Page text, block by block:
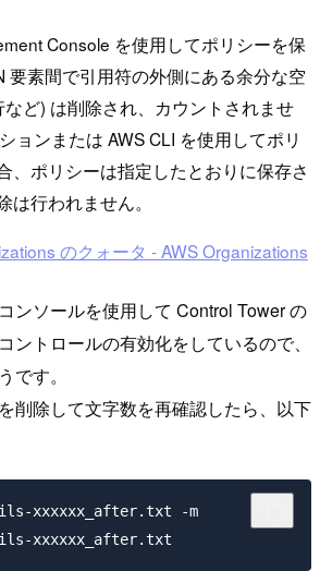
Console を使用してポリシーを保
要素間で引用符の外側にある余分な空
ど) は削除され、カウントされませ
ョンまたは AWS CLI を使用してポリ
、ポリシーは指定したとおりに保存さ
行われません。
のクォータ - AWS Organizations
ンソールを使用して Control Tower の
ントロールの有効化をしているので、
です。
削除して文字数を再確認したら、以下
xxxxxx_after.txt -m